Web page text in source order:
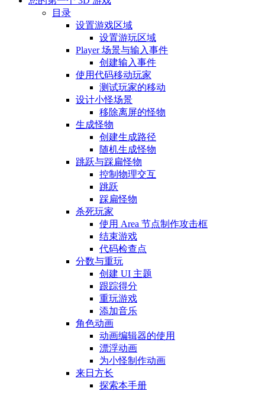
目录
设置游戏区域
设置游玩区域
Player 场景与输入事件
创建输入事件
使用代码移动玩家
测试玩家的移动
设计小怪场景
移除离屏的怪物
生成怪物
创建生成路径
随机生成怪物
跳跃与踩扁怪物
控制物理交互
跳跃
踩扁怪物
杀死玩家
使用 Area 节点制作攻击框
结束游戏
代码检查点
分数与重玩
创建 UI 主题
跟踪得分
重玩游戏
添加音乐
角色动画
动画编辑器的使用
漂浮动画
为小怪制作动画
来日方长
探索本手册